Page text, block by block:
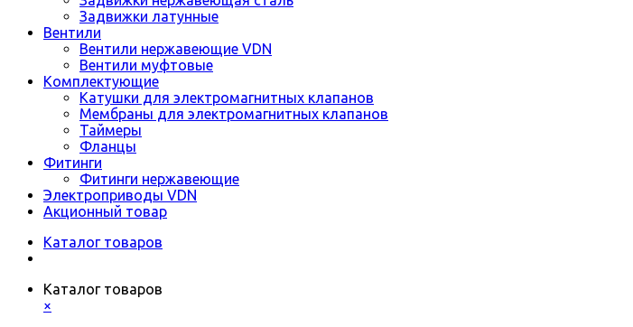
Задвижки латунные
Вентили
Вентили нержавеющие VDN
Вентили муфтовые
Комплектующие
Катушки для электромагнитных клапанов
Мембраны для электромагнитных клапанов
Таймеры
Фланцы
Фитинги
Фитинги нержавеющие
Электроприводы VDN
Акционный товар
Каталог товаров
Каталог товаров
×